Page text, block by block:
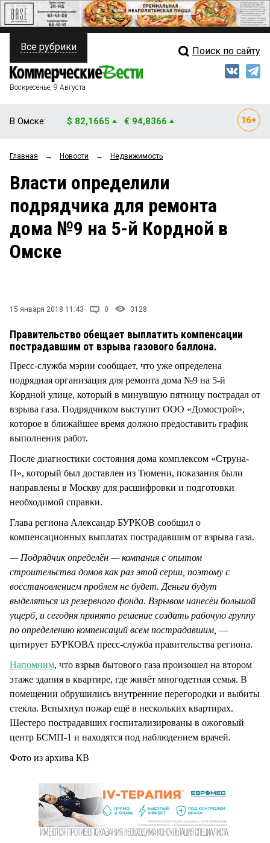
ПОЛИТИКА
ФИНАНСЫ
ОБЩЕСТВО
ЗАКОН
НОВОСТИ КОМПАНИЙ
Свежий выпуск
Мнения
Рейтинги
Блоги
Архив
Все рубрики Поиск по сайту
Воскресенье, 9 Августа
В Омске: $ 82,1665 € 94,8366
Главная → Новости → Недвижимость
Власти определили
подрядчика для ремонта
дома №9 на 5-й Кордной в
Омске
15 января 2018 11:43 0 3128
Правительство обещает выплатить компенсации
пострадавшим от взрыва газового баллона.
Пресс-служба мэрии сообщает, что уже определена
подрядная организация для ремонта дома №9 на 5-й
Кордной улице, который в минувшую пятницу пострадал от
взрыва газа. Подрядчиком выступит ООО «Домострой»,
которое в ближайшее время должно предоставить график
выполнения работ.
После диагностики состояния дома комплексом «Струна-
П», который был доставлен из Тюмени, показания были
направлены в Москву для расшифровки и подготовки
необходимой справки.
Глава региона Александр БУРКОВ сообщил о
компенсационных выплатах пострадавшим от взрыва газа.
— Подрядчик определён — компания с опытом
строительства домов как раз этой серии, поэтому с
восстановлением проблем не будет. Деньги будут
выделяться из резервного фонда. Взрывом нанесён большой
ущерб, и сегодня принято решение создать рабочую группу
по определению компенсаций всем пострадавшим, —
цитирует БУРКОВА пресс-служба правительства региона.
Напомним, что взрыв бытового газа произошел на втором
этаже здания в квартире, где живёт многодетная семья. В
помещении обрушились внутренние перегородки и выбиты
стекла. Вспыхнул пожар ещё в нескольких квартирах.
Шестеро пострадавших госпитализированы в ожоговый
центр БСМП-1 и находятся под наблюдением врачей.
Фото из архива КВ